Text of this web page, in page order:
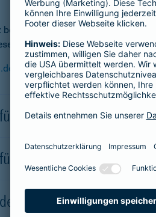
der Barmenia
Gesellschaften kontaktieren.
Besucher der Webseite
Onlinepräsenzen in